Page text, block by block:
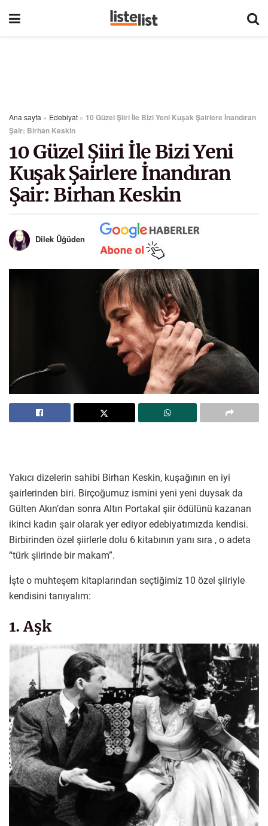
Ana sayfa » Edebiyat » 10 Güzel Şiiri İle Bizi Yeni Kuşak Şairlere İnandıran
Şair: Birhan Keskin
10 Güzel Şiiri İle Bizi Yeni
Kuşak Şairlere İnandıran
Şair: Birhan Keskin
Dilek Üğüden
Yakıcı dizelerin sahibi Birhan Keskin, kuşağının en iyi
şairlerinden biri. Birçoğumuz ismini yeni yeni duysak da
Gülten Akın’dan sonra Altın Portakal şiir ödülünü kazanan
ikinci kadın şair olarak yer ediyor edebiyatımızda kendisi.
Birbirinden özel şiirlerle dolu 6 kitabının yanı sıra , o adeta
“türk şiirinde bir makam”.
İşte o muhteşem kitaplarından seçtiğimiz 10 özel şiiriyle
kendisini tanıyalım:
1. Aşk